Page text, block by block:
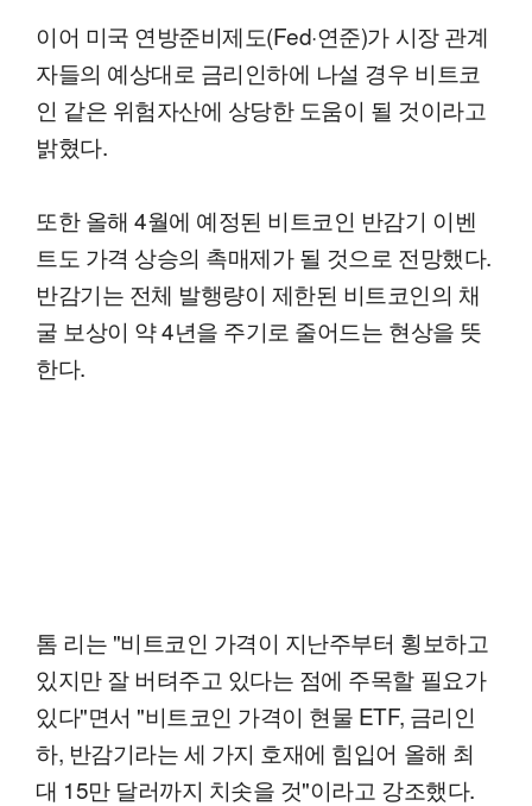
이어 미국 연방준비제도(Fed·연준)가 시장 관계
자들의 예상대로 금리인하에 나설 경우 비트코
인 같은 위험자산에 상당한 도움이 될 것이라고
밝혔다.
또한 올해 4월에 예정된 비트코인 반감기 이벤
트도 가격 상승의 촉매제가 될 것으로 전망했다.
반감기는 전체 발행량이 제한된 비트코인의 채
굴 보상이 약 4년을 주기로 줄어드는 현상을 뜻
한다.
톰 리는 "비트코인 가격이 지난주부터 횡보하고
있지만 잘 버텨주고 있다는 점에 주목할 필요가
있다"면서 "비트코인 가격이 현물 ETF, 금리인
하, 반감기라는 세 가지 호재에 힘입어 올해 최
대 15만 달러까지 치솟을 것"이라고 강조했다.